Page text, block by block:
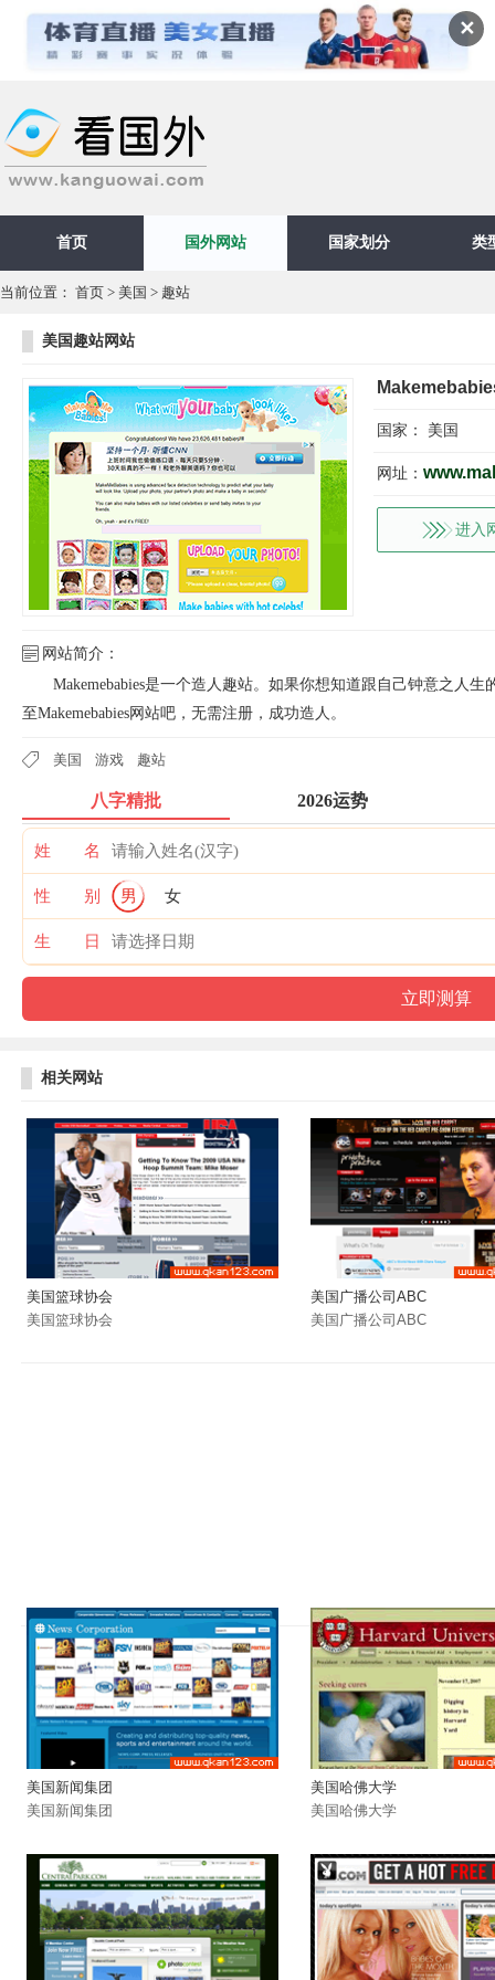
✕
首页 国外网站 国家划分 类
当前位置： 首页 > 美国 > 趣站
美国趣站网站
国家： 美国
网址：
进入
网站简介：
Makemebabies是一个造人趣站。如果你想知道跟自己钟意之人
至Makemebabies网站吧，无需注册，成功造人。
美国 游戏 趣站
八字精批 2026运势
姓 名
性 别 男 女
生 日
相关网站
美国篮球协会
美国篮球协会
美国广播公司ABC
美国广播公司ABC
美国新闻集团
美国新闻集团
美国哈佛大学
美国哈佛大学